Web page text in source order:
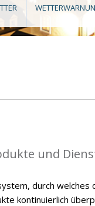
und
durch welches
kontinuierlich